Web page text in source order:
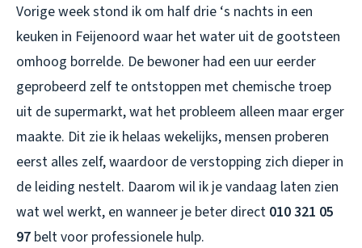
Vorige week stond ik om half drie ‘s nachts in een
keuken in Feijenoord waar het water uit de gootsteen
omhoog borrelde. De bewoner had een uur eerder
geprobeerd zelf te ontstoppen met chemische troep
uit de supermarkt, wat het probleem alleen maar erger
maakte. Dit zie ik helaas wekelijks, mensen proberen
eerst alles zelf, waardoor de verstopping zich dieper in
de leiding nestelt. Daarom wil ik je vandaag laten zien
wat wel werkt, en wanneer je beter direct 010 321 05
97 belt voor professionele hulp.